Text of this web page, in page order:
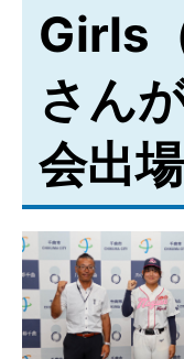
Girls
さん
会出